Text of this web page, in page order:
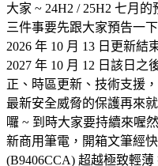
大家 ~ 24H2 / 25H2 七月
三件事要先跟大家預告一
2026 年 10 月 13 日更新
2027 年 10 月 12 日該日之
正、時區更新、技術支援
最新安全威脅的保護再來
囉 ~ 到時大家要持續來喔
新商用筆電，開箱文筆經
(B9406CCA) 超越極致輕